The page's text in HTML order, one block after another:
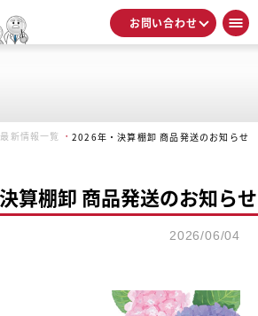
お問い合わせ
最新情報一覧 2026年・決算棚卸 商品発送のお知らせ
算棚卸 商品発送のお知らせ
2026/06/04